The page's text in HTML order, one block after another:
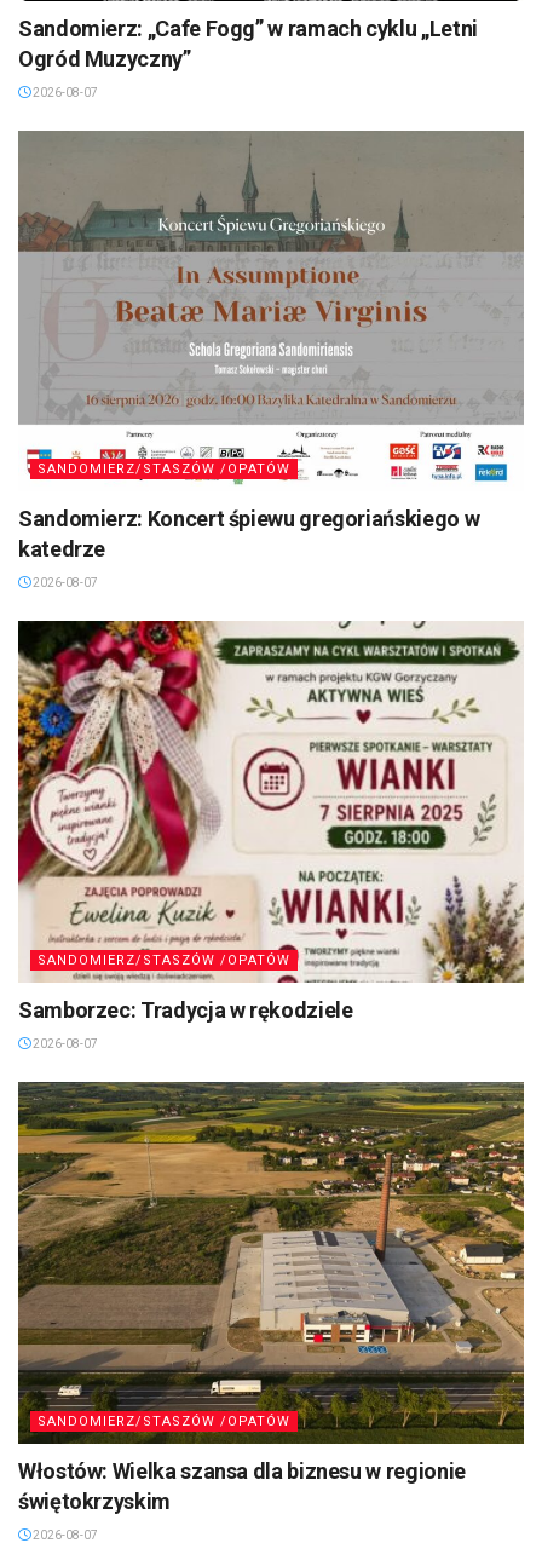
Sandomierz: „Cafe Fogg” w ramach cyklu „Letni
Ogród Muzyczny”
2026-08-07
SANDOMIERZ/STASZÓW /OPATÓW
Sandomierz: Koncert śpiewu gregoriańskiego w
katedrze
2026-08-07
SANDOMIERZ/STASZÓW /OPATÓW
Samborzec: Tradycja w rękodziele
2026-08-07
SANDOMIERZ/STASZÓW /OPATÓW
Włostów: Wielka szansa dla biznesu w regionie
świętokrzyskim
2026-08-07